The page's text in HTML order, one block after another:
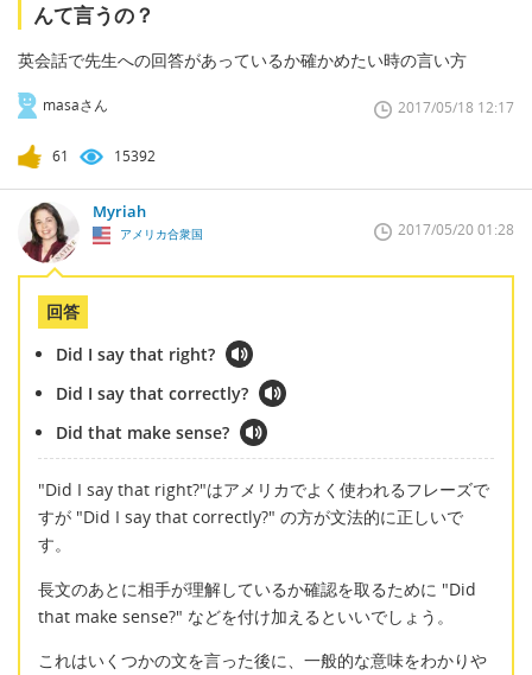
んて言うの？
英会話で先生への回答があっているか確かめたい時の言い方
masaさん 2017/05/18 12:17
61 15392
Myriah
アメリカ合衆国 2017/05/20 01:28
回答
Did I say that right?
Did I say that correctly?
Did that make sense?
"Did I say that right?"はアメリカでよく使われるフレーズで
すが "Did I say that correctly?" の方が文法的に正しいで
す。
長文のあとに相手が理解しているか確認を取るために "Did
that make sense?" などを付け加えるといいでしょう。
これはいくつかの文を言った後に、一般的な意味をわかりや